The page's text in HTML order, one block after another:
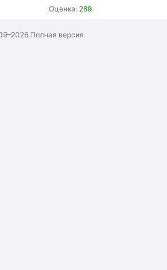
Оценка: 289
Полная версия